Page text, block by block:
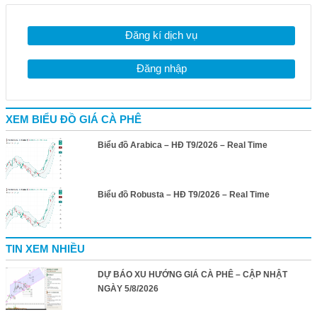
Đăng kí dịch vụ
Đăng nhập
XEM BIỂU ĐỒ GIÁ CÀ PHÊ
Biểu đồ Arabica – HĐ T9/2026 – Real Time
Biểu đồ Robusta – HĐ T9/2026 – Real Time
TIN XEM NHIỀU
DỰ BÁO XU HƯỚNG GIÁ CÀ PHÊ – CẬP NHẬT
NGÀY 5/8/2026